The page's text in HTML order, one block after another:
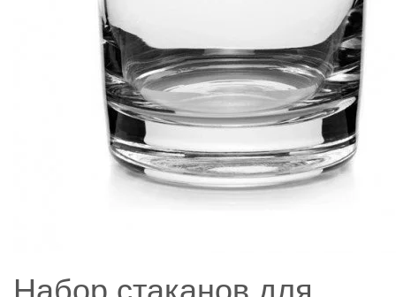
Набор стаканов для